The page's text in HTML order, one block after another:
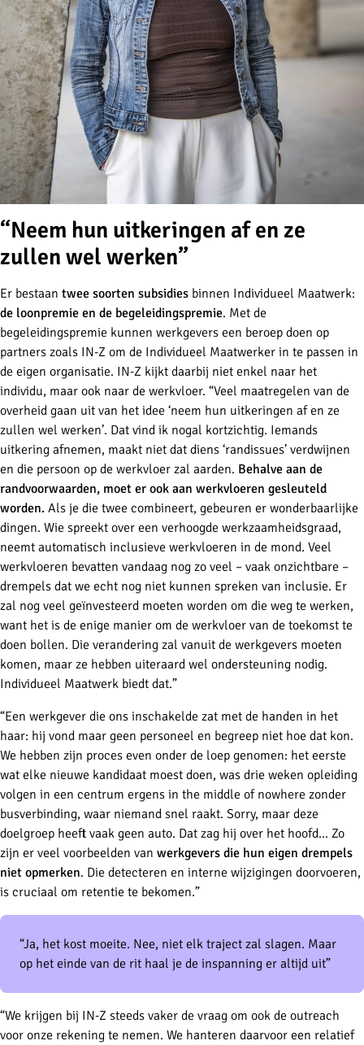
“Neem hun uitkeringen af en ze
zullen wel werken”
Er bestaan twee soorten subsidies binnen Individueel Maatwerk:
de loonpremie en de begeleidingspremie. Met de
begeleidingspremie kunnen werkgevers een beroep doen op
partners zoals IN-Z om de Individueel Maatwerker in te passen in
de eigen organisatie. IN-Z kijkt daarbij niet enkel naar het
individu, maar ook naar de werkvloer. “Veel maatregelen van de
overheid gaan uit van het idee ‘neem hun uitkeringen af en ze
zullen wel werken’. Dat vind ik nogal kortzichtig. Iemands
uitkering afnemen, maakt niet dat diens ‘randissues’ verdwijnen
en die persoon op de werkvloer zal aarden. Behalve aan de
randvoorwaarden, moet er ook aan werkvloeren gesleuteld
worden. Als je die twee combineert, gebeuren er wonderbaarlijke
dingen. Wie spreekt over een verhoogde werkzaamheidsgraad,
neemt automatisch inclusieve werkvloeren in de mond. Veel
werkvloeren bevatten vandaag nog zo veel – vaak onzichtbare –
drempels dat we echt nog niet kunnen spreken van inclusie. Er
zal nog veel geïnvesteerd moeten worden om die weg te werken,
want het is de enige manier om de werkvloer van de toekomst te
doen bollen. Die verandering zal vanuit de werkgevers moeten
komen, maar ze hebben uiteraard wel ondersteuning nodig.
Individueel Maatwerk biedt dat.”
“Een werkgever die ons inschakelde zat met de handen in het
haar: hij vond maar geen personeel en begreep niet hoe dat kon.
We hebben zijn proces even onder de loep genomen: het eerste
wat elke nieuwe kandidaat moest doen, was drie weken opleiding
volgen in een centrum ergens in the middle of nowhere zonder
busverbinding, waar niemand snel raakt. Sorry, maar deze
doelgroep heeft vaak geen auto. Dat zag hij over het hoofd… Zo
zijn er veel voorbeelden van werkgevers die hun eigen drempels
niet opmerken. Die detecteren en interne wijzigingen doorvoeren,
is cruciaal om retentie te bekomen.”
“Ja, het kost moeite. Nee, niet elk traject zal slagen. Maar
op het einde van de rit haal je de inspanning er altijd uit”
“We krijgen bij IN-Z steeds vaker de vraag om ook de outreach
voor onze rekening te nemen. We hanteren daarvoor een relatief